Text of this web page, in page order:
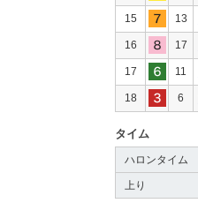
15 13
16 17
17 11
18 6
タイム
ハロンタイム
上り